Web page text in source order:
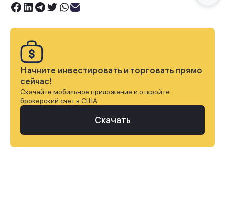
Начните инвестировать и торговать прямо
сейчас!
Скачайте мобильное приложение и откройте
брокерский счет в США.
Скачать